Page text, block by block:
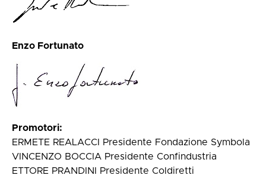
Enzo Fortunato
Promotori:
ERMETE REALACCI Presidente Fondazione Symbola
VINCENZO BOCCIA Presidente Confindustria
ETTORE PRANDINI Presidente Coldiretti